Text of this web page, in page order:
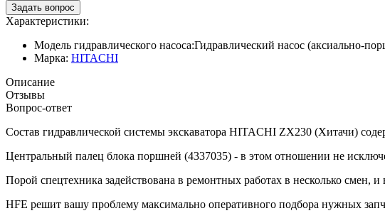
Характеристики:
Модель гидравлического насоса:Гидравлический насос (аксиально-
Марка: HITACHI
Описание
Отзывы
Вопрос-ответ
Состав гидравлической системы экскаватора HITACHI ZX230 (Хитачи)
Центральный палец блока поршней (4337035) - в этом отношении не
Порой спецтехника задействована в ремонтных работах в несколько
HFE решит вашу проблему максимально оперативного подбора нужных